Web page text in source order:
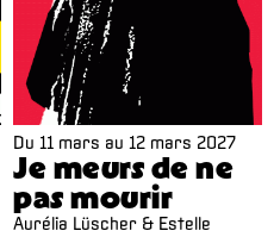
Du 11 mars au 12 mars 2027
Je meurs de ne
pas mourir
Aurélia Lüscher & Estelle